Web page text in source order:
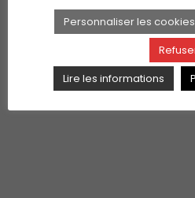
Personnaliser les cookies
Lire les informations